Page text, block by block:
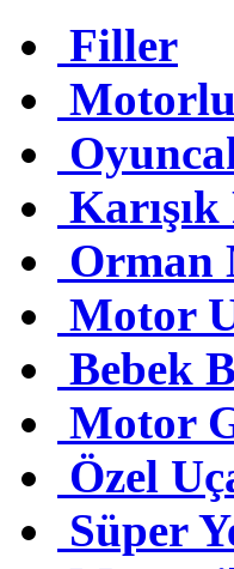
Filler
Orman
Motor
Bebek
Motor
Özel
Süper